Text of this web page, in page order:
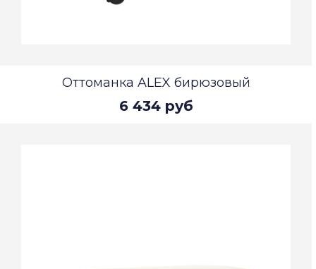
Оттоманка ALEX бирюзовый
6 434 руб